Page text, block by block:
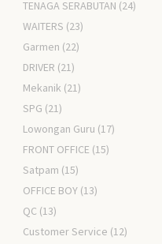
TENAGA SERABUTAN (24)
WAITERS (23)
Garmen (22)
DRIVER (21)
Mekanik (21)
SPG (21)
Lowongan Guru (17)
FRONT OFFICE (15)
Satpam (15)
OFFICE BOY (13)
QC (13)
Customer Service (12)